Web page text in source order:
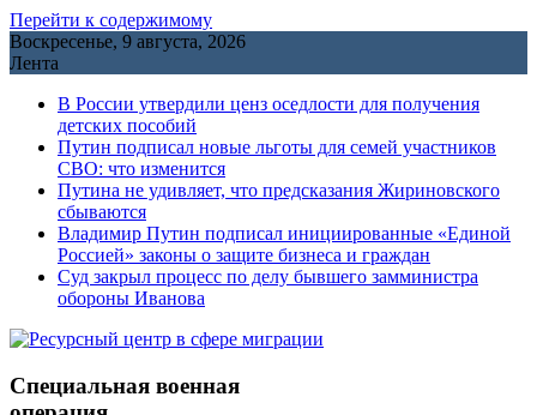
Перейти к содержимому
Воскресенье, 9 августа, 2026
Лента
В России утвердили ценз оседлости для получения
детских пособий
Путин подписал новые льготы для семей участников
СВО: что изменится
Путина не удивляет, что предсказания Жириновского
сбываются
Владимир Путин подписал инициированные «Единой
Россией» законы о защите бизнеса и граждан
Cуд закрыл процесс по делу бывшего замминистра
обороны Иванова
Специальная военная